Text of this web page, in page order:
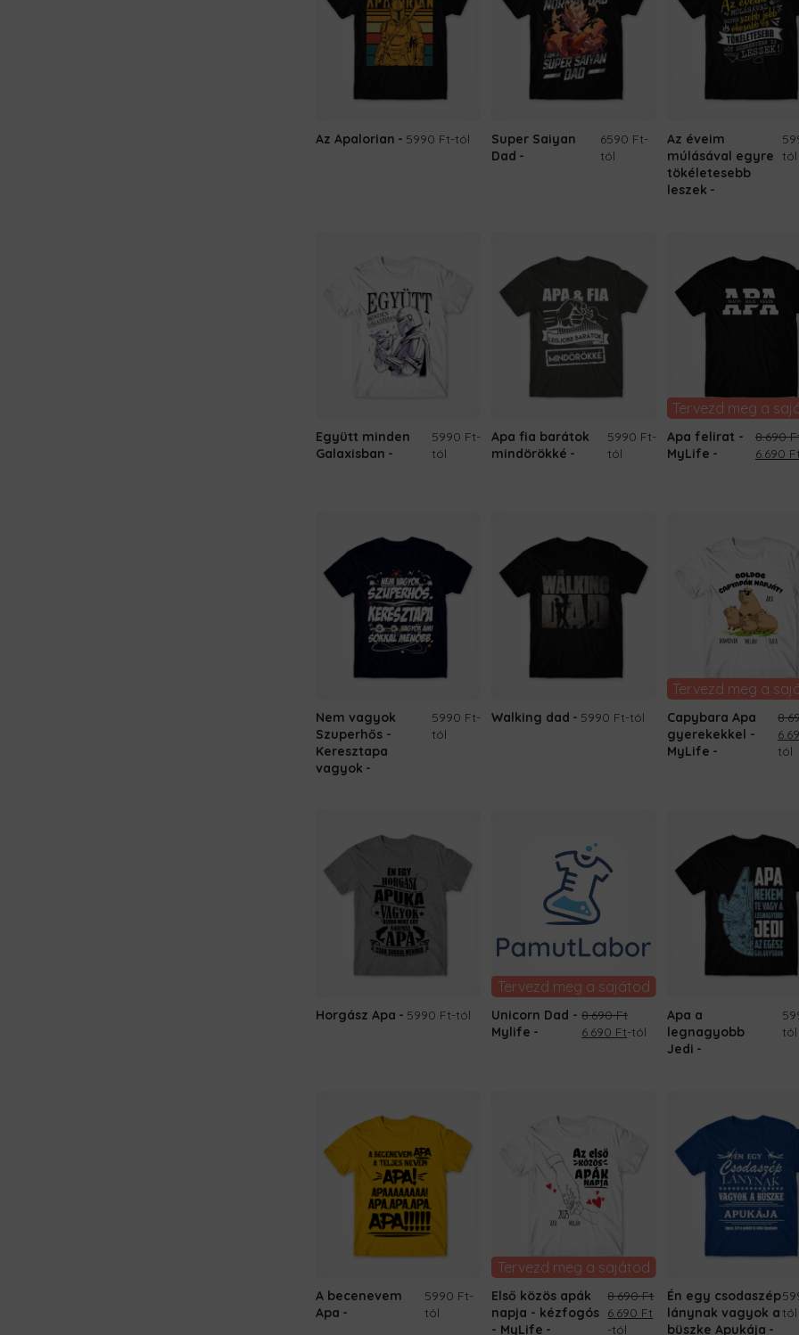
Az Apalorian 5990 Ft-tól
Super Saiyan
Dad
6590 Ft-
tól
Az éveim
múlásával egyre
tökéletesebb
leszek
tól
Együtt minden
Galaxisban
5990 Ft-
tól
Apa fia barátok
mindörökké
5990 Ft-
tól
Tervezd meg a
Apa felirat -
MyLife
8.690
Original
6.690 Ft
Nem vagyok
Szuperhős -
Keresztapa
vagyok
5990 Ft-
tól
Walking dad 5990 Ft-tól
Tervezd meg a
Capybara Apa
gyerekekkel -
MyLife
price
tól
Horgász Apa 5990 Ft-tól
Tervezd meg a sajátod
Unicorn Dad -
Mylife
8.690Ft
Original
6.690 FtCurrent
-tól
Apa a
legnagyobb
Jedi
tól
A becenevem
Apa
5990 Ft-
tól
Tervezd meg a sajátod
Első közös apák
napja - kézfogós
- MyLife
8.690Ft
Original
price
6.690 Ft Current
price
-tól
Én egy csodaszép
lánynak vagyok a
büszke Apukája
tól